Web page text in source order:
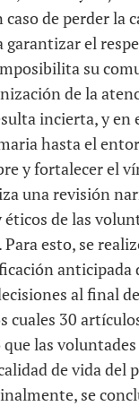
de perder la
garantizar el
su
de la
incierta, y en
hasta el
y fortalecer el
una revisión
de las
esto, se
anticipada
al final
cuales 30
las
de vida del
se